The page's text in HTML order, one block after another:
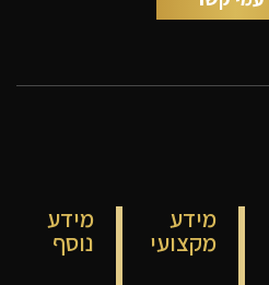
מידע
מקצועי
מידע
נוסף